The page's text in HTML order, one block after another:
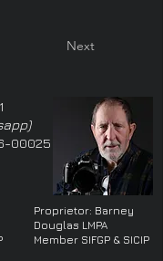
Next
00025
Proprietor: Barney
Douglas LMPA
Member SIFGP & SICIP